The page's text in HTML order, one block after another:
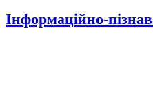
Інформаційно-